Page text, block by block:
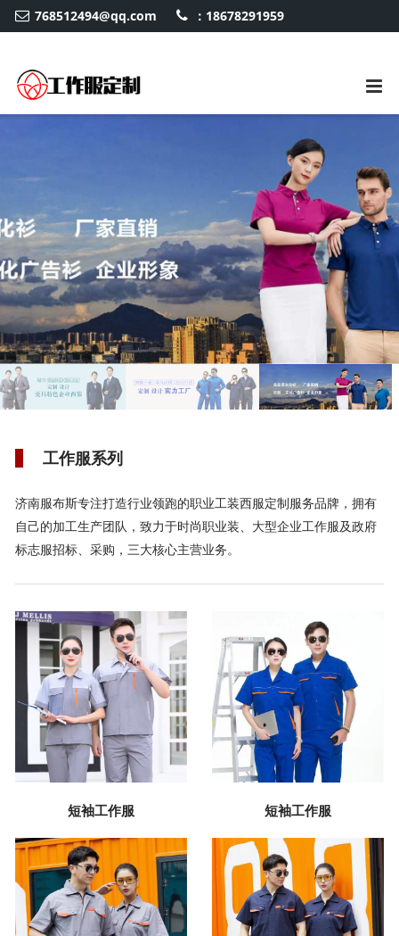
768512494@qq.com ：18678291959
工作服系列
济南服布斯专注打造行业领跑的职业工装西服定制服务品牌，拥有
自己的加工生产团队，致力于时尚职业装、大型企业工作服及政府
标志服招标、采购，三大核心主营业务。
短袖工作服 短袖工作服